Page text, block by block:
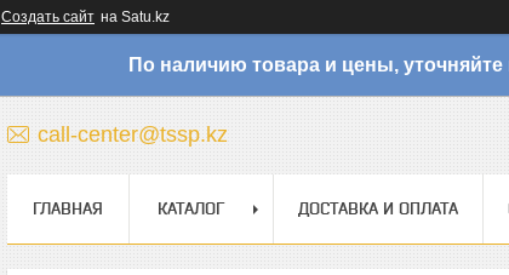
Создать сайт на Satu.kz
По наличию товара и цены, уточняйте
call-center@tssp.kz
ГЛАВНАЯ КАТАЛОГ ДОСТАВКА И ОПЛАТА